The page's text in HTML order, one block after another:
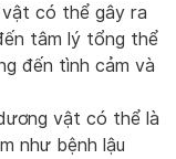
có thể gây ra
tâm lý tổng thể
đến tình cảm và
vật có thể là
như bệnh lậu